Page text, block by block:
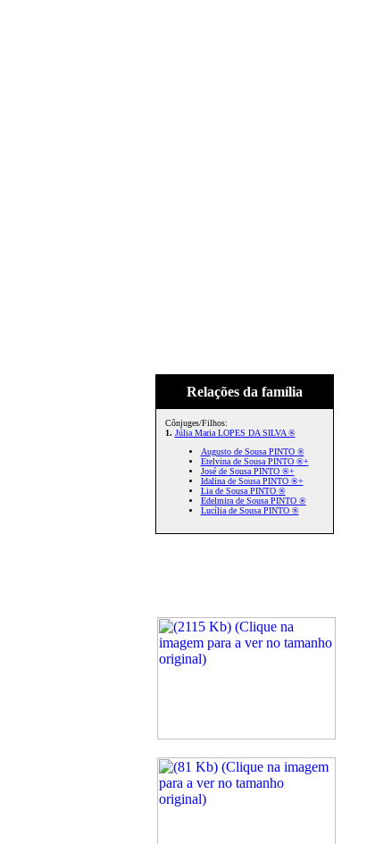
Relações da família
Cônjuges/Filhos:
1. Júlia Maria LOPES DA SILVA ®
Augusto de Sousa PINTO ®
Etelvina de Sousa PINTO ®+
José de Sousa PINTO ®+
Idalina de Sousa PINTO ®+
Lia de Sousa PINTO ®
Edelmira de Sousa PINTO ®
Lucília de Sousa PINTO ®